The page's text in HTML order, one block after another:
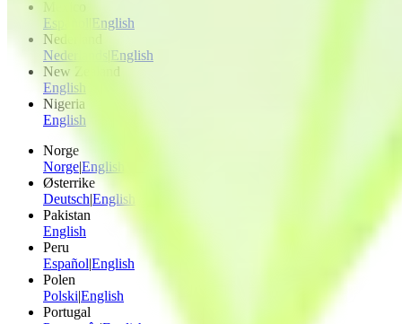
Español
English
Nederland
Nederlands
English
New Zealand
English
Nigeria
English
Norge
NorgeEnglish
Østerrike
DeutschEnglish
Pakistan
English
Peru
EspañolEnglish
Polen
PolskiEnglish
Portugal